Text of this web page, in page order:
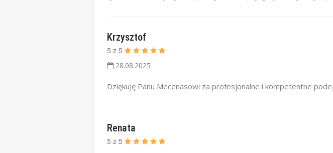
Krzysztof
5 z 5
28.08.2025
Dziękuję Panu Mecenasowi za profesjonalne i kompetentne
Renata
5 z 5